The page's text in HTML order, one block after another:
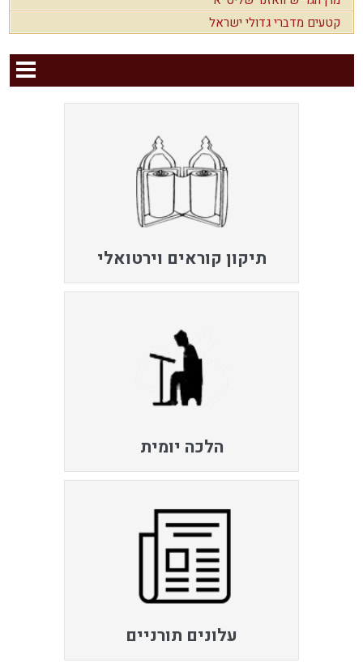
קטעים מדברי גדולי ישראל
תיקון קוראים וירטואלי
הלכה יומית
עלונים תורניים